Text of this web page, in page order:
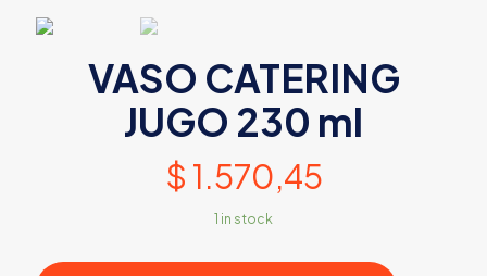
VASO CATERING
JUGO 230 ml
$ 1.570,45
1 in stock